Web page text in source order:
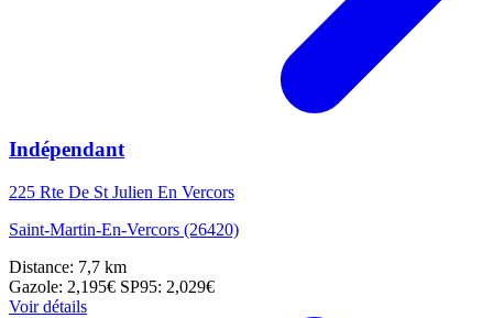
Indépendant
225 Rte De St Julien En Vercors
Saint-Martin-En-Vercors (26420)
Distance: 7,7 km
Gazole: 2,195€ SP95: 2,029€
Voir détails